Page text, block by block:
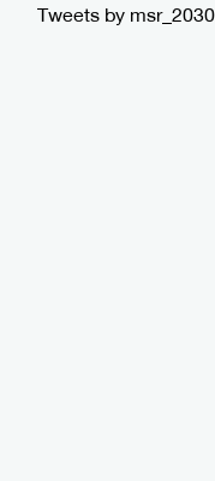
Tweets by msr_2030